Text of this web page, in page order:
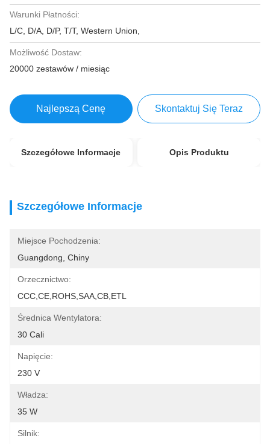
Warunki Płatności:
L/C, D/A, D/P, T/T, Western Union,
Możliwość Dostaw:
20000 zestawów / miesiąc
Najlepszą Cenę Skontaktuj Się Teraz
Szczegółowe Informacje Opis Produktu
Szczegółowe Informacje
Miejsce Pochodzenia:
Guangdong, Chiny
Orzecznictwo:
CCC,CE,ROHS,SAA,CB,ETL
Średnica Wentylatora:
30 Cali
Napięcie:
230 V
Władza:
35 W
Silnik: